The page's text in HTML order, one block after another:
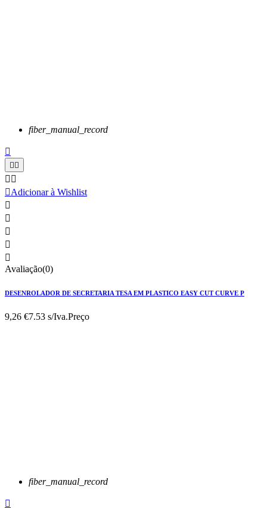
fiber_manual_record

 
 
Adicionar à Wishlist





Avaliação(0)
DESENROLADOR DE SECRETARIA TESA EM PLASTICO EASY CUT CURVE P
9,26 €7.53 s/Iva.Preço
fiber_manual_record
